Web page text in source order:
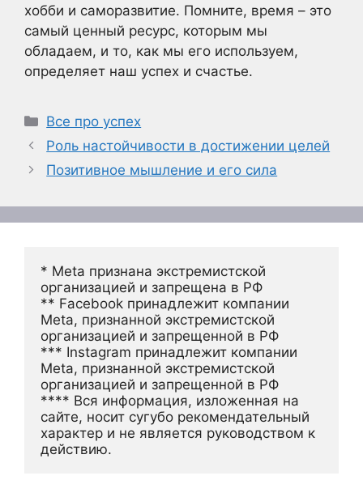
хобби и саморазвитие. Помните, время – это
самый ценный ресурс, которым мы
обладаем, и то, как мы его используем,
определяет наш успех и счастье.
Рубрики
Все про успех
Роль настойчивости в достижении целей
Позитивное мышление и его сила
* Meta признана экстремистской
организацией и запрещена в РФ
** Facebook принадлежит компании
Meta, признанной экстремистской
организацией и запрещенной в РФ
*** Instagram принадлежит компании
Meta, признанной экстремистской
организацией и запрещенной в РФ
**** Вся информация, изложенная на
сайте, носит сугубо рекомендательный
характер и не является руководством к
действию.